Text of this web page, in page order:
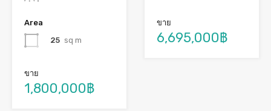
Area
25 sq m
ขาย
1,800,000฿
ขาย
6,695,000฿